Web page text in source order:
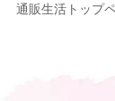
通販生活トップ